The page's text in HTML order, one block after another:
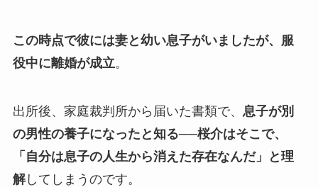
この時点で彼には妻と幼い息子がいましたが、服
役中に離婚が成立。
出所後、家庭裁判所から届いた書類で、 息子が別
の男性の養子になったと知る──桜介はそこで、
「自分は息子の人生から消えた存在なんだ」と理
解してしまうのです。